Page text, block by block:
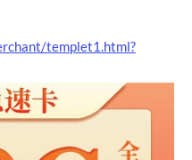
templet1.html?